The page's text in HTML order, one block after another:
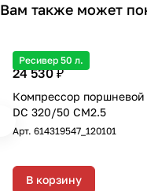
Вам также может
Ресивер 50 л.
24 530 ₽
Компрессор поршневой
DC 320/50 CM2.5
Арт. 614319547_120101
В корзину